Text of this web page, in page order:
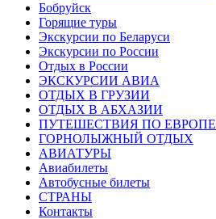
Бобруйск
Горящие туры
Экскурсии по Беларуси
Экскурсии по России
Отдых в России
ЭКСКУРСИИ АВИА
ОТДЫХ В ГРУЗИИ
ОТДЫХ В АБХАЗИИ
ПУТЕШЕСТВИЯ ПО ЕВРОПЕ
ГОРНОЛЫЖНЫЙ ОТДЫХ
АВИАТУРЫ
Авиабилеты
Автобусные билеты
СТРАНЫ
Контакты